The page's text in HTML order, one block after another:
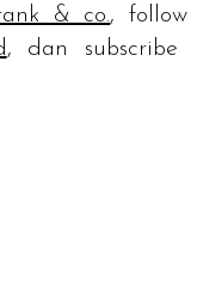
& co.,follow
, dan subscribe